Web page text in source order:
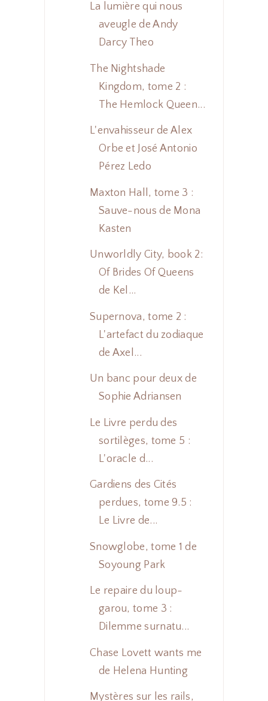
La lumière qui nous
aveugle de Andy
Darcy Theo
The Nightshade
Kingdom, tome 2 :
The Hemlock Queen...
L'envahisseur de Alex
Orbe et José Antonio
Pérez Ledo
Maxton Hall, tome 3 :
Sauve-nous de Mona
Kasten
Unworldly City, book 2:
Of Brides Of Queens
de Kel...
Supernova, tome 2 :
L'artefact du zodiaque
de Axel...
Un banc pour deux de
Sophie Adriansen
Le Livre perdu des
sortilèges, tome 5 :
L'oracle d...
Gardiens des Cités
perdues, tome 9.5 :
Le Livre de...
Snowglobe, tome 1 de
Soyoung Park
Le repaire du loup-
garou, tome 3 :
Dilemme surnatu...
Chase Lovett wants me
de Helena Hunting
Mystères sur les rails,